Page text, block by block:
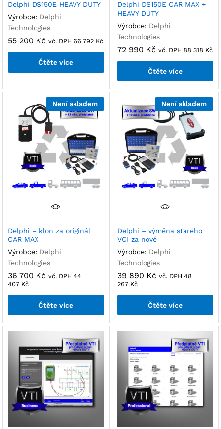
Delphi DS150E HEAVY DUTY
Výrobce: Delphi
Technologies
55 200 Kč vč. DPH 66 792 Kč
Čtěte více
Delphi DS150E CAR MAX +
HEAVY DUTY
Výrobce: Delphi
Technologies
72 990 Kč vč. DPH 88 318 Kč
Čtěte více
Není skladem
Delphi – klon za originál
CAR MAX
Výrobce: Delphi
Technologies
36 700 Kč vč. DPH 44
407 Kč
Čtěte více
Není skladem
Delphi – výměna starého
VCI za nové
Výrobce: Delphi
Technologies
39 890 Kč vč. DPH 48
267 Kč
Čtěte více